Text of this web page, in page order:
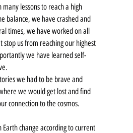
lessons to reach a high
balance, we have crashed and
times, we have worked on all
stop us from reaching our highest
we have learned self-
we had to be brave and
we would get lost and find
connection to the cosmos.
change according to current